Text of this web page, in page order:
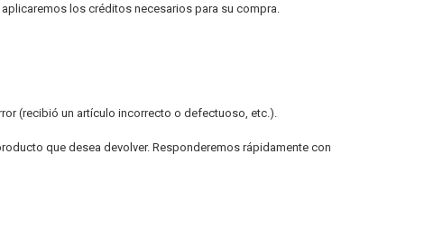
los créditos necesarios para su compra.
(recibió un artículo incorrecto o defectuoso, etc.).
que desea devolver. Responderemos rápidamente con